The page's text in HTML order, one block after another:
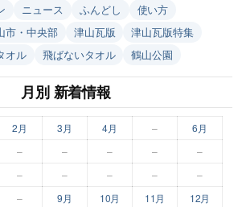
ニュース ふんどし
使い方
市・中央部 津山瓦版
津山瓦版特集
オル 飛ばないタオル 鶴山公園
月別 新着情報
2月 3月 4月 –
6月
– – – – –
– – – –
–
– 9月 10月 11月 12月